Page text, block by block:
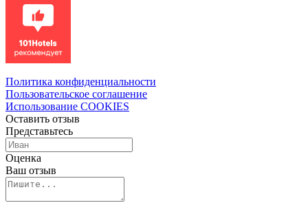
Политика конфиденциальности
Пользовательское соглашение
Использование COOKIES
Оставить отзыв
Представьтесь
Оценка
Ваш отзыв